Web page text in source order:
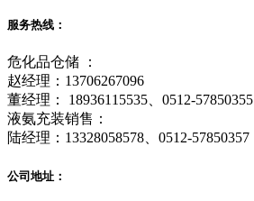
服务热线：
危化品仓储 ：
赵经理：13706267096
董经理： 18936115535、0512-57850355
液氨充装销售：
陆经理：13328058578、0512-57850357
公司地址：